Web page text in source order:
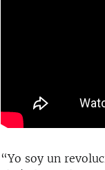
“Yo soy un